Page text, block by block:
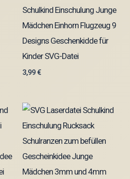
Schulkind Einschulung Junge
Mädchen Einhorn Flugzeug 9
Designs Geschenkidde für
Kinder SVG-Datei
3,99€